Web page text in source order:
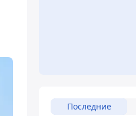
Последние